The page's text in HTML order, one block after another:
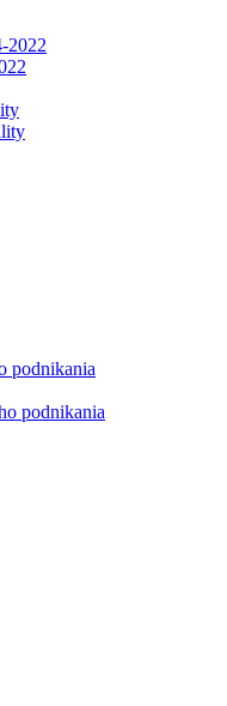
2022
podnikania
podnikania